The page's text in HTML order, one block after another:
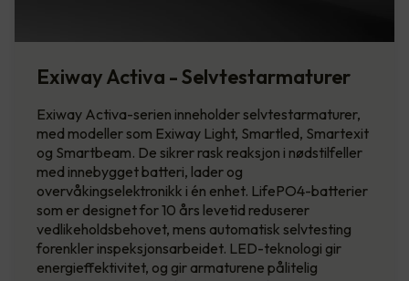
Exiway Activa - Selvtestarmaturer
Exiway Activa-serien inneholder selvtestarmaturer,
med modeller som Exiway Light, Smartled, Smartexit
og Smartbeam. De sikrer rask reaksjon i nødstilfeller
med innebygget batteri, lader og
overvåkingselektronikk i én enhet. LifePO4-batterier
som er designet for 10 års levetid reduserer
vedlikeholdsbehovet, mens automatisk selvtesting
forenkler inspeksjonsarbeidet. LED-teknologi gir
energieffektivitet, og gir armaturene pålitelig